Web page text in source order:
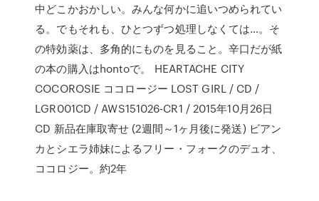
中どこかおかしい。みんな何かに追いつめられてい
る。でもそれも、ひとつずつ処理しなくては…。そ
の特効薬は、多角的にものを見ること。辛口だが紙
の本の購入はhontoで。 HEARTACHE CITY
COCOROSIE ココロージー LOST GIRL / CD /
LGR001CD / AWS151026-CR1 / 2015年10月26日
CD 新品在庫取寄せ (2週間～1ヶ月後に発送) ビアン
カとシエラ姉妹によるフリー・フォークのデュオ、
ココロジー。約2年